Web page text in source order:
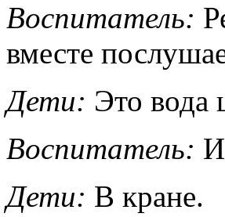
Воспитатель:
вместе
Дети: Это вода
Воспитатель:
Дети: В кране.